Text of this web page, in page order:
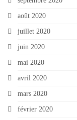
août 2020
juillet 2020
juin 2020
mai 2020
avril 2020
mars 2020
février 2020